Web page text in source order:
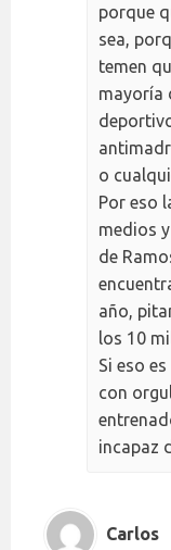
porque
sea,
temen
mayoría
o
Por eso
medios
de
año,
los 10
Si eso
con
incapaz
Carlos